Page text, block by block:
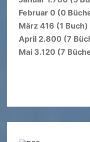
Februar 0 (0
März 416 (1 Buch)
April 2.800 (7
Mai 3.120 (7